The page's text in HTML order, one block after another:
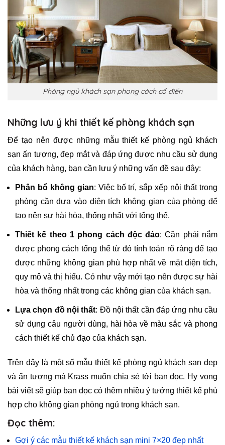
Phòng ngủ khách sạn phong cách cổ điển
Những lưu ý khi thiết kế phòng khách sạn
Để tạo nên được những mẫu thiết kế phòng ngủ khách
sạn ấn tượng, đẹp mắt và đáp ứng được nhu cầu sử dụng
của khách hàng, bạn cần lưu ý những vấn đề sau đây:
Phân bổ không gian: Việc bố trí, sắp xếp nội thất trong
phòng cần dựa vào diện tích không gian của phòng để
tạo nên sự hài hòa, thống nhất với tổng thể.
Thiết kế theo 1 phong cách độc đáo: Cần phải nắm
được phong cách tổng thể từ đó tính toán rõ ràng để tạo
được những không gian phù hợp nhất về mặt diện tích,
quy mô và thị hiếu. Có như vậy mới tạo nên được sự hài
hòa và thống nhất trong các không gian của khách sạn.
Lựa chọn đồ nội thất: Đồ nội thất cần đáp ứng nhu cầu
sử dụng cảu người dùng, hài hòa về màu sắc và phong
cách thiết kế chủ đạo của khách sạn.
Trên đây là một số mẫu thiết kế phòng ngủ khách sạn đẹp
và ấn tượng mà Krass muốn chia sẻ tới bạn đọc. Hy vọng
bài viết sẽ giúp bạn đọc có thêm nhiều ý tưởng thiết kế phù
hợp cho không gian phòng ngủ trong khách sạn.
Đọc thêm:
Gợi ý các mẫu thiết kế khách sạn mini 7×20 đẹp nhất